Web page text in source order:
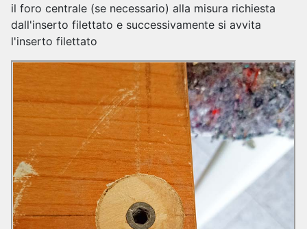
il foro centrale (se necessario) alla misura richiesta
dall'inserto filettato e successivamente si avvita
l'inserto filettato